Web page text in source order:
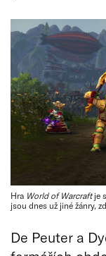
Hra World of Warcraftje
jsou dnes už jiné žánry,
De Peuter a